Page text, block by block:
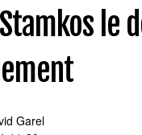
le
Garel